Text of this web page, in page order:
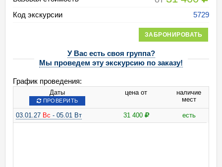
Код экскурсии 5729
ЗАБРОНИРОВАТЬ
У Вас есть своя группа?
Мы проведем эту экскурсию по заказу!
График проведения:
Даты
ПРОВЕРИТЬ
цена от
наличие
мест
03.01.27 Вс - 05.01 Вт 31 400 есть